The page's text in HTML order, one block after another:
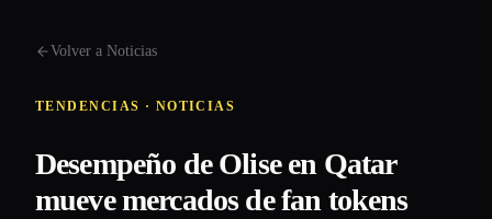
Volver a Noticias
TENDENCIAS · NOTICIAS
Desempeño de Olise en Qatar
mueve mercados de fan tokens